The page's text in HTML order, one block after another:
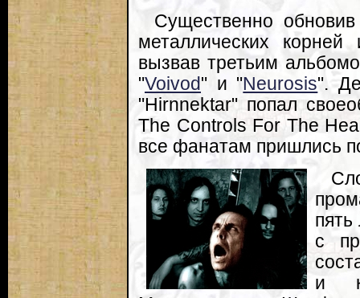
Существенно
металлических
вызвав третьим
"Voivod" и "Neurosis".
"Hirnnektar" попал
The Controls For The
все фанатам пришлись
с
и